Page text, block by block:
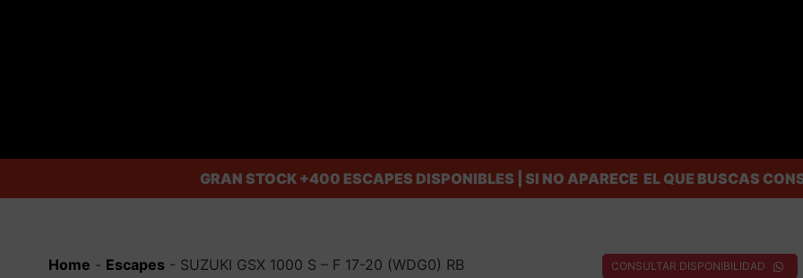
GRAN STOCK +400 ESCAPES DISPONIBLES | SI NO APARECE EL QUE BUSCAS
Home - Escapes- SUZUKI GSX 1000 S – F 17-20 (WDG0) RB CONSULTAR DISPONIBILIDAD